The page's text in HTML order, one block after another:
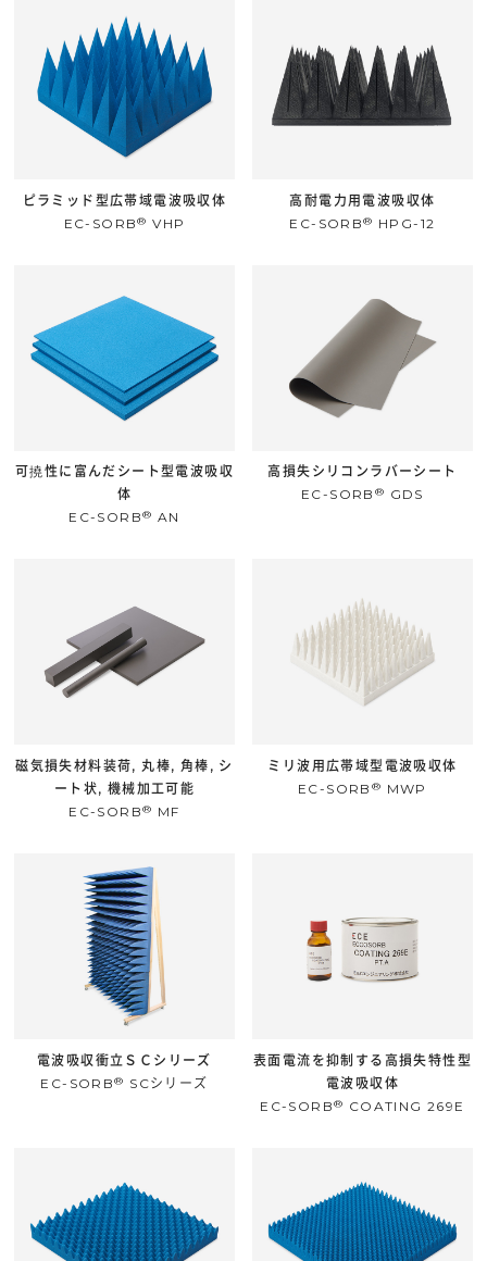
ピラミッド型広帯域電波吸収体
EC-SORB® VHP
高耐電力用電波吸収体
EC-SORB® HPG-12
可撓性に富んだシート型電波吸収
体
EC-SORB® AN
高損失シリコンラバーシート
EC-SORB ® GDS
磁気損失材料装荷, 丸棒, 角棒, シ
ート状, 機械加工可能
EC-SORB® MF
ミリ波用広帯域型電波吸収体
EC-SORB ® MWP
電波吸収衝立ＳＣシリーズ
EC-SORB® SCシリーズ
表面電流を抑制する高損失特性型
電波吸収体
EC-SORB® COATING 269E